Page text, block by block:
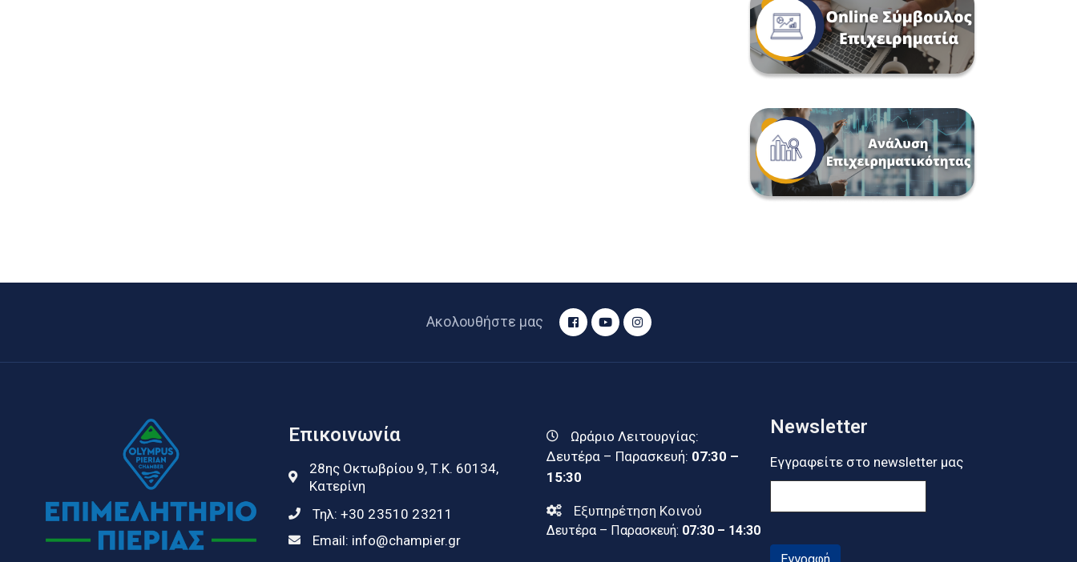
Ακολουθήστε μας
Επικοινωνία
28ης Οκτωβρίου 9, Τ.Κ. 60134,
Κατερίνη
Τηλ: +30 23510 23211
Email: info@champier.gr
Ωράριο Λειτουργίας:
Δευτέρα – Παρασκευή: 07:30 –
15:30
Εξυπηρέτηση Κοινού
Δευτέρα – Παρασκευή: 07:30 – 14:30
Newsletter
Εγγραφείτε στο newsletter μας